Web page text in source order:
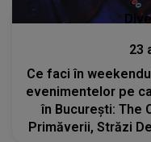
23
Ce faci în
evenimentelor pe
în București: The
Primăverii, Străzi